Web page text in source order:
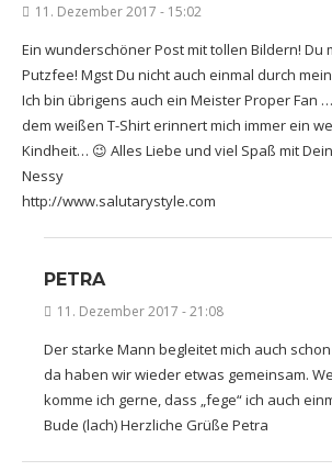
11. Dezember 2017 - 15:02
Ein wunderschöner Post mit tollen Bildern! Du
Putzfee! Mgst Du nicht auch einmal durch
Ich bin übrigens auch ein Meister Proper Fan
dem weißen T-Shirt erinnert mich immer ein
Kindheit… 😉 Alles Liebe und viel Spaß mit
Nessy
http://www.salutarystyle.com
PETRA
11. Dezember 2017 - 21:08
Der starke Mann begleitet mich auch
da haben wir wieder etwas gemeinsam.
komme ich gerne, dass „fege“ ich auch
Bude (lach) Herzliche Grüße Petra